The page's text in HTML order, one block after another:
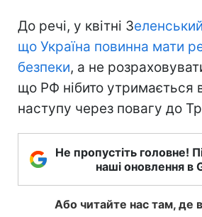
До речі, у квітні З
що Україна повинна мати
безпеки, а не
що РФ нібито утримається
наступу через повагу до
Не пропустіть головне!
наші оновлення в
Або читайте нас там, де